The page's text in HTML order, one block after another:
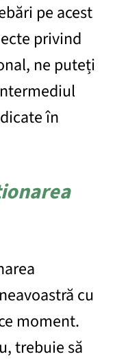
pe acest
privind
ne puteți
în
cu
moment.
trebuie să